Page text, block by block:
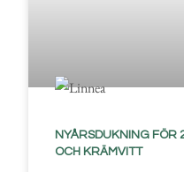
NYÅRSDUKNING FÖR
OCH KRÄMVITT